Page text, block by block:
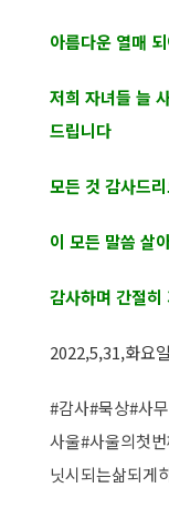
아름다운 열매
저희 자녀들 늘
드립니다
모든 것 감사드
이 모든 말씀 살
감사하며 간절히
2022,5,31,화요
#감사#묵상#사
사울#사울의첫
닛시되는삶되게